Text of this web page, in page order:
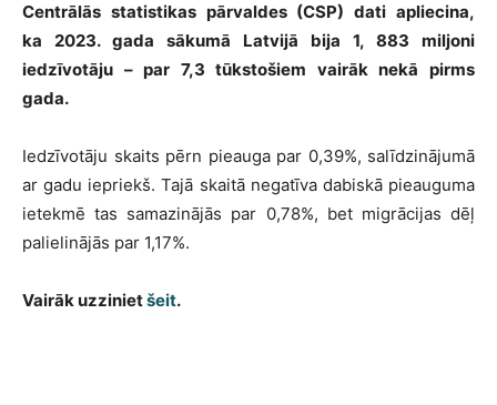
Centrālās statistikas pārvaldes (CSP) dati apliecina,
ka 2023. gada sākumā Latvijā bija 1, 883 miljoni
iedzīvotāju – par 7,3 tūkstošiem vairāk nekā pirms
gada.
Iedzīvotāju skaits pērn pieauga par 0,39%, salīdzinājumā
ar gadu iepriekš. Tajā skaitā negatīva dabiskā pieauguma
ietekmē tas samazinājās par 0,78%, bet migrācijas dēļ
palielinājās par 1,17%.
Vairāk uzzinietšeit.